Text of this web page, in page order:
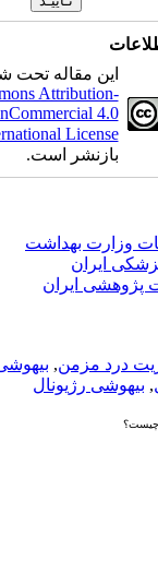
این مقاله تحت
Attribution-
4.0
License
بازنشر است.
وزارت بهداشت
ایران
ایران
درد مزمن,بیهوشی
بیهوشی رژیونال